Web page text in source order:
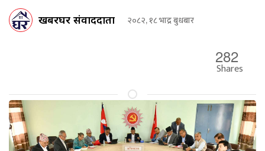
खबरघर संवाददाता २०८२, १८ भाद्र बुधबार
282
Shares